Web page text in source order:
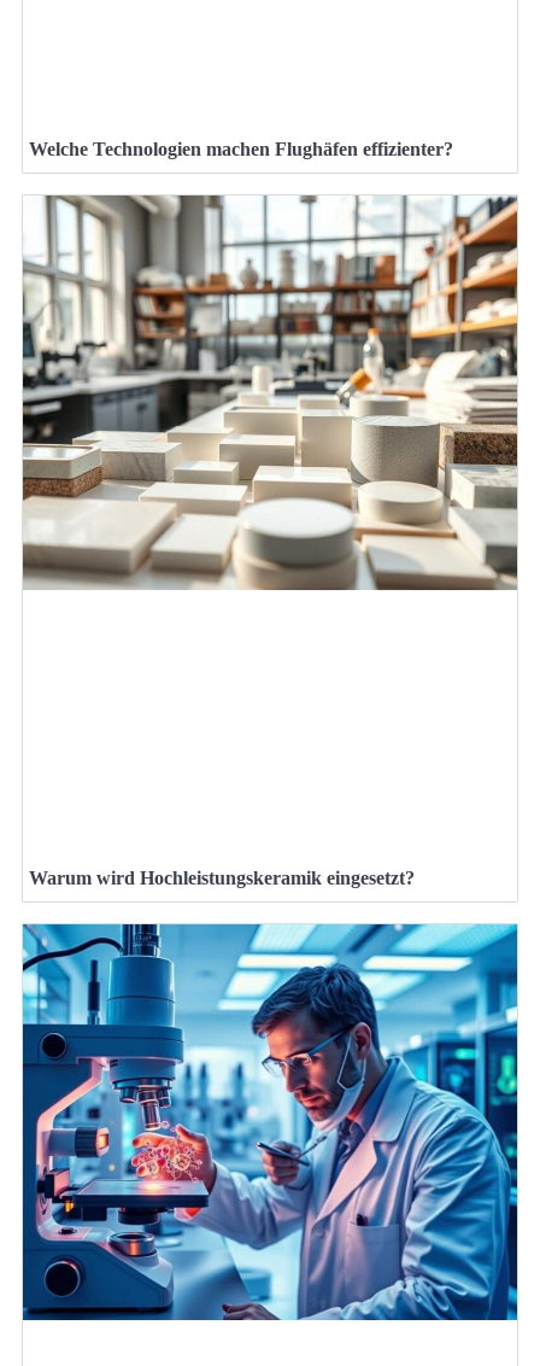
Welche Technologien machen Flughäfen effizienter?
Warum wird Hochleistungskeramik eingesetzt?